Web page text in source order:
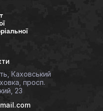
Каховський
просп.
23